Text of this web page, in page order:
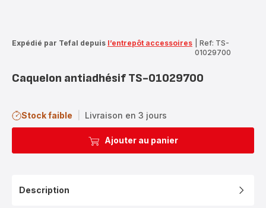
Expédié par Tefal depuis l’entrepôt accessoires
Ref: TS-
01029700
Caquelon antiadhésif TS-01029700
Stock faible Livraison en 3 jours
Ajouter au panier
Description